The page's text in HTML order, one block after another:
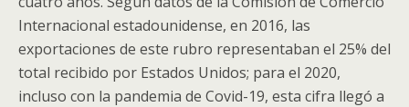
Internacional estadounidense, en 2016, las
exportaciones de este rubro representaban el 25% del
total recibido por Estados Unidos; para el 2020,
incluso con la pandemia de Covid-19, esta cifra llegó a